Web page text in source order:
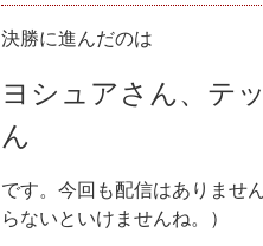
決勝に進んだのは
ヨシュアさん、テ
ん
です。今回も配信はありませ
らないといけませんね。）